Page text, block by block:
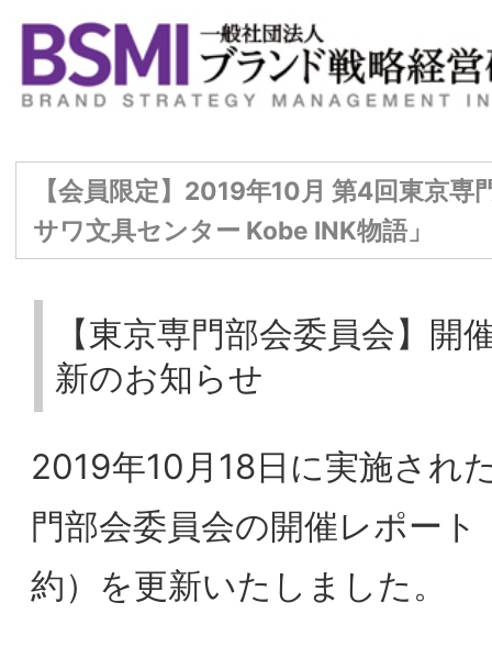
サワ文具センター Kobe INK物語」
【東京専門部会委員会】開催レポート更
新のお知らせ
2019年10⽉18⽇に実施された第4回東京専
⾨部会委員会の開催レポート（事務局要
約）を更新いたしました。
戦略研究科 佐藤善信教授より「 ナガサワ文
具センター Kobe INK物語
」について発表